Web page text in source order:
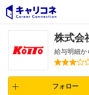
株式会
給与明細か
フォロー